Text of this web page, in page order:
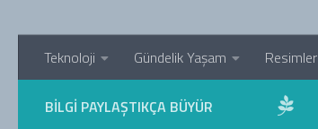
Teknoloji Gündelik Yaşam Resimler
BILGI PAYLAŞTIKÇA BÜYÜR